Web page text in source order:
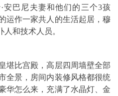
安巴尼夫妻和他们的三个3孩
运作一家共人的生活起居，穆
人和技术人员。
堪比宫殿，高层四周墙壁全部
全景，房间内装修风格都很统
华怎么来，充满了水晶灯、金